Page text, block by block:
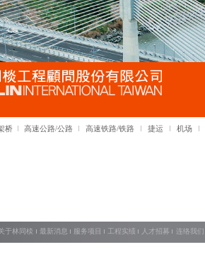
桥 高速公路/公路 高速铁路/铁路 捷运 机场
于林同棪 最新消息 服务项目 工程实绩 人才招募 连络我们